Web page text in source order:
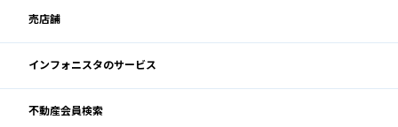
売店舗
インフォニスタのサービス
不動産会員検索